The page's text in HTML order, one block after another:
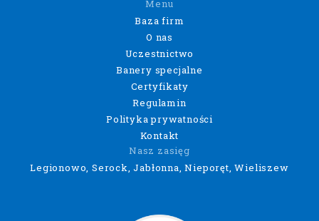
Menu
Baza firm
O nas
Uczestnictwo
Banery specjalne
Certyfikaty
Regulamin
Polityka prywatności
Kontakt
Nasz zasięg
Legionowo, Serock, Jabłonna, Nieporęt, Wieliszew